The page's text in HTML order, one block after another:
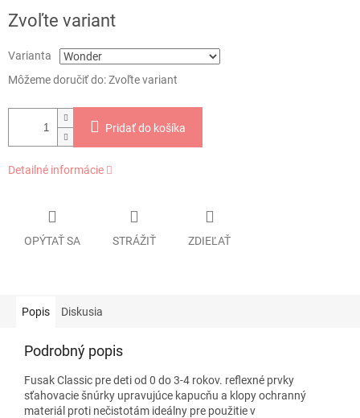
cena:
Zvoľte variant
Varianta
Môžeme doručiť do:Zvoľte variant
Pridať do košíka
Detailné informácie
OPÝTAŤ SA STRÁŽIŤ ZDIEĽAŤ
Popis Diskusia
Podrobný popis
Fusak Classic pre deti od 0 do 3-4 rokov. reflexné prvky
sťahovacie šnúrky upravujúce kapucňu a klopy ochranný
materiál proti nečistotám ideálny pre použitie v